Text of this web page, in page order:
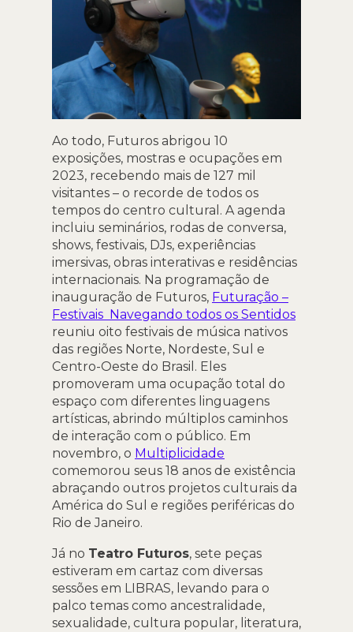
Ao todo, Futuros abrigou 10
exposições, mostras e ocupações em
2023, recebendo mais de 127 mil
visitantes – o recorde de todos os
tempos do centro cultural. A agenda
incluiu seminários, rodas de conversa,
shows, festivais, DJs, experiências
imersivas, obras interativas e residências
internacionais. Na programação de
inauguração de Futuros, Futuração –
Festivais Navegando todos os Sentidos
reuniu oito festivais de música nativos
das regiões Norte, Nordeste, Sul e
Centro-Oeste do Brasil. Eles
promoveram uma ocupação total do
espaço com diferentes linguagens
artísticas, abrindo múltiplos caminhos
de interação com o público. Em
novembro, o Multiplicidade
comemorou seus 18 anos de existência
abraçando outros projetos culturais da
América do Sul e regiões periféricas do
Rio de Janeiro.
Já no Teatro Futuros, sete peças
estiveram em cartaz com diversas
sessões em LIBRAS, levando para o
palco temas como ancestralidade,
sexualidade, cultura popular, literatura,